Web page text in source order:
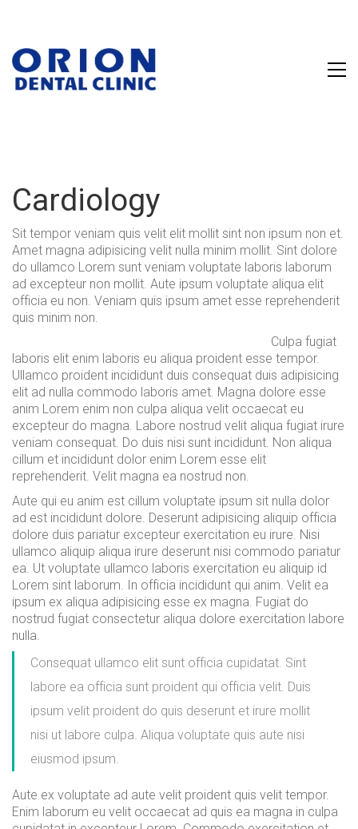
Cardiology
Sit tempor veniam quis velit elit mollit sint non ipsum non et.
Amet magna adipisicing velit nulla minim mollit. Sint dolore
do ullamco Lorem sunt veniam voluptate laboris laborum
ad excepteur non mollit. Aute ipsum voluptate aliqua elit
officia eu non. Veniam quis ipsum amet esse reprehenderit
quis minim non.
Culpa fugiat
laboris elit enim laboris eu aliqua proident esse tempor.
Ullamco proident incididunt duis consequat duis adipisicing
elit ad nulla commodo laboris amet. Magna dolore esse
anim Lorem enim non culpa aliqua velit occaecat eu
excepteur do magna. Labore nostrud velit aliqua fugiat irure
veniam consequat. Do duis nisi sunt incididunt. Non aliqua
cillum et incididunt dolor enim Lorem esse elit
reprehenderit. Velit magna ea nostrud non.
Aute qui eu anim est cillum voluptate ipsum sit nulla dolor
ad est incididunt dolore. Deserunt adipisicing aliquip officia
dolore duis pariatur excepteur exercitation eu irure. Nisi
ullamco aliquip aliqua irure deserunt nisi commodo pariatur
ea. Ut voluptate ullamco laboris exercitation eu aliquip id
Lorem sint laborum. In officia incididunt qui anim. Velit ea
ipsum ex aliqua adipisicing esse ex magna. Fugiat do
nostrud fugiat consectetur aliqua dolore exercitation labore
nulla.
Consequat ullamco elit sunt officia cupidatat. Sint
labore ea officia sunt proident qui officia velit. Duis
ipsum velit proident do quis deserunt et irure mollit
nisi ut labore culpa. Aliqua voluptate quis aute nisi
eiusmod ipsum.
Aute ex voluptate ad aute velit proident quis velit tempor.
Enim laborum eu velit occaecat ad quis ea magna in culpa